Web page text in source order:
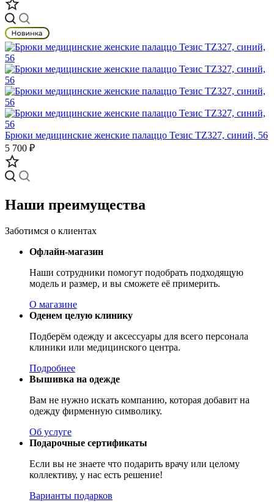
Брюки медицинские женские палаццо Тезис TZ327, синий, 56
5 700 ₽
Наши преимущества
Заботимся о клиентах
Офлайн-магазин
Наши сотрудники помогут подобрать подходящую
модель и размер, и вы сможете её примерить.
О магазине
Оденем целую клинику
Подберём одежду и аксессуары для всего персонала
клиники или медицинского центра.
Подробнее
Вышивка на одежде
Вам не нужно искать компанию, которая добавит на
одежду фирменную символику.
Об услуге
Подарочные сертификаты
Если вы не знаете что подарить врачу или целому
коллективу, у нас есть решение!
Варианты подарков